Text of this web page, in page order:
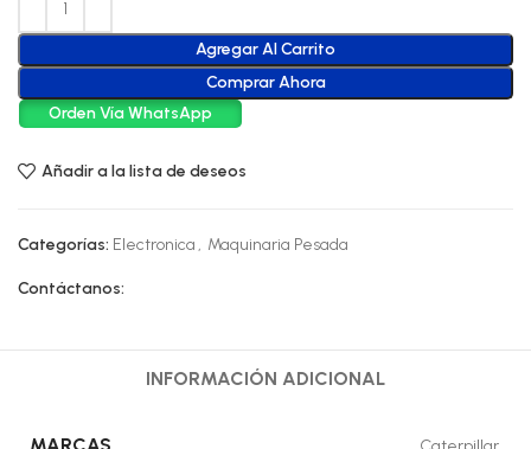
Agregar Al Carrito
Comprar Ahora
Orden Vía WhatsApp
Añadir a la lista de deseos
Categorías: Electronica , Maquinaria Pesada
Contáctanos:
INFORMACIÓN ADICIONAL